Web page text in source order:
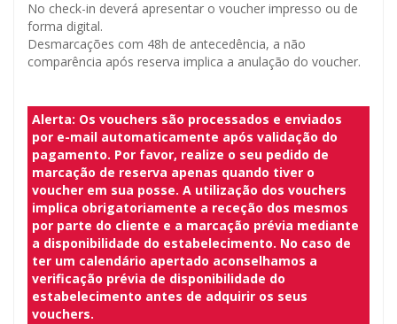
No check-in deverá apresentar o voucher impresso ou de
forma digital.
Desmarcações com 48h de antecedência, a não
comparência após reserva implica a anulação do voucher.
Alerta: Os vouchers são processados e enviados
por e-mail automaticamente após validação do
pagamento. Por favor, realize o seu pedido de
marcação de reserva apenas quando tiver o
voucher em sua posse. A utilização dos vouchers
implica obrigatoriamente a receção dos mesmos
por parte do cliente e a marcação prévia mediante
a disponibilidade do estabelecimento. No caso de
ter um calendário apertado aconselhamos a
verificação prévia de disponibilidade do
estabelecimento antes de adquirir os seus
vouchers.